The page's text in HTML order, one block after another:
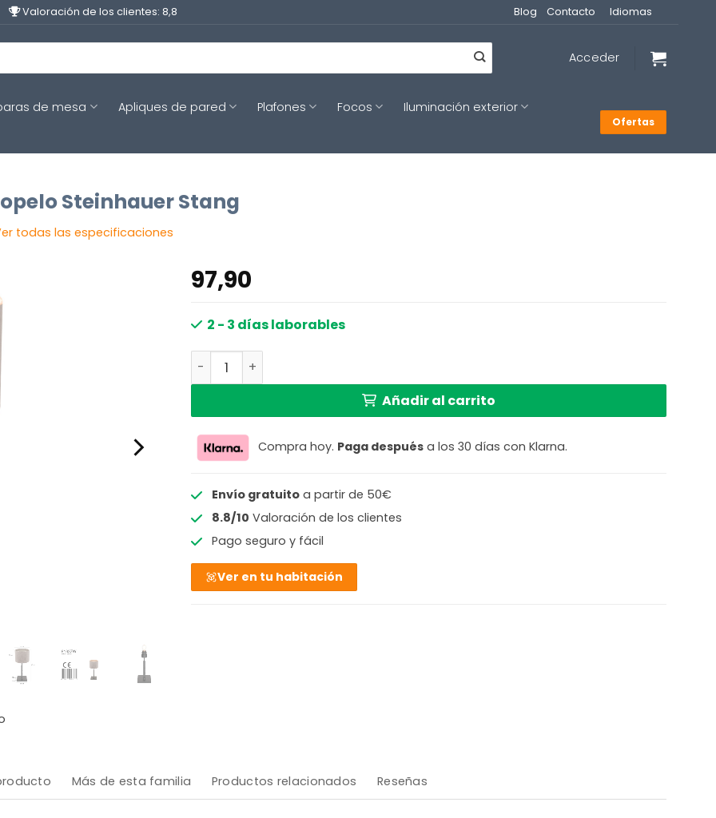
Valoración de los clientes: 8,8 Blog Contacto Idiomas
Acceder
de mesa Apliques de pared Plafones Focos
Iluminación exterior
Ofertas
Steinhauer Stang
todas las especificaciones
97,90
2 - 3 días laborables
Lámpara de mesa gris de terciopelo Steinhauer Stang cantidad
Añadir al carrito
Compra hoy. Paga después a los 30 días con Klarna.
Envío gratuitoa partir de 50€
8.8/10 Valoración de los clientes
Pago seguro y fácil
Ver en tu habitación
Más de esta familia Productos relacionados Reseñas